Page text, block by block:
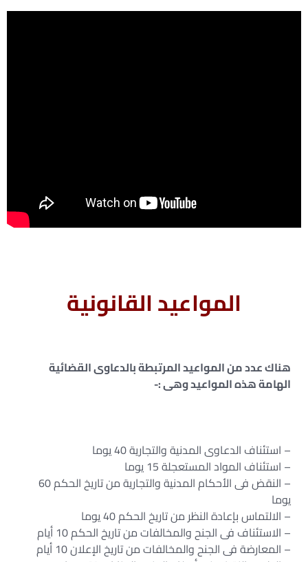
المواعيد القانونية
هناك عدد من المواعيد المرتبطة بالدعاوى القضائية
الهامة هذه المواعيد وهى :-
– استئناف الدعاوى المدنية والتجارية 40 يوما
– استئناف المواد المستعجلة 15 يوما
– النقض فى الأحكام المدنية والتجارية من تاريخ الحكم 60
يوما
– الالتماس بإعادة النظر من تاريخ الحكم 40 يوما
– الاستئناف فى الجنح والمخالفات من تاريخ الحكم 10 أيام
– المعارضة فى الجنح والمخالفات من تاريخ الإعلان 10 أيام